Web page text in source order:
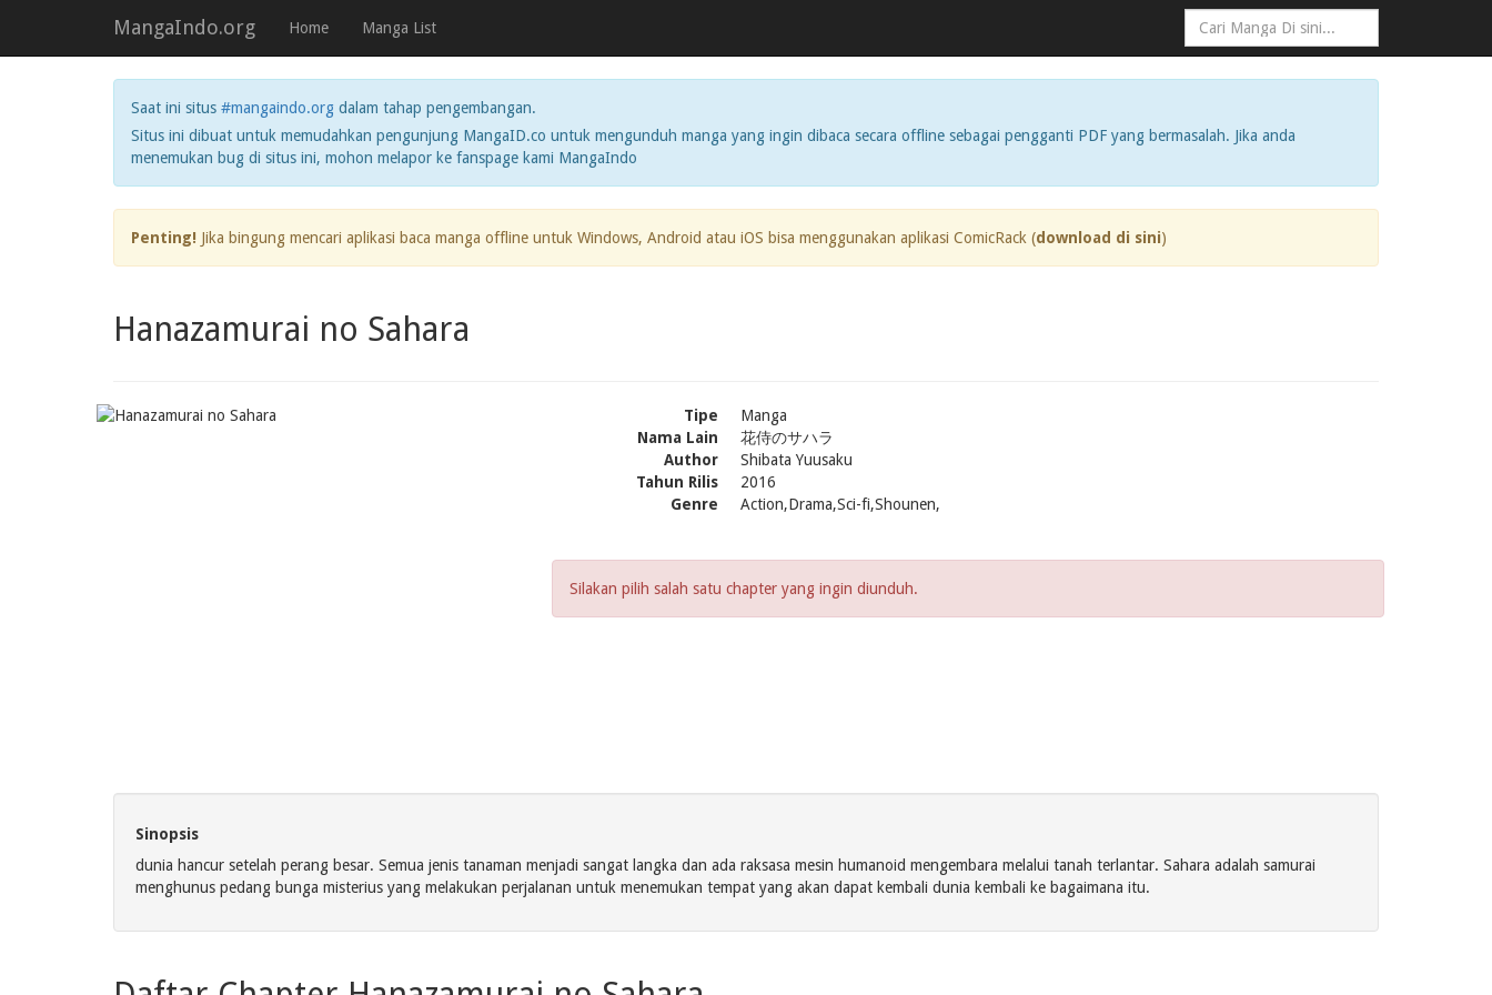
MangaIndo.org Home Manga List
Saat ini situs #mangaindo.org dalam tahap pengembangan.
Situs ini dibuat untuk memudahkan pengunjung MangaID.co untuk mengunduh manga yang ingin dibaca secara offline sebagai pengganti PDF yang bermasalah. Jika anda
menemukan bug di situs ini, mohon melapor ke fanspage kami MangaIndo
Penting! Jika bingung mencari aplikasi baca manga offline untuk Windows, Android atau iOS bisa menggunakan aplikasi ComicRack (download di sini)
Hanazamurai no Sahara
Tipe
Manga
Nama Lain
花侍のサハラ
Author
Shibata Yuusaku
Tahun Rilis
2016
Genre
Action,Drama,Sci-fi,Shounen,
Silakan pilih salah satu chapter yang ingin diunduh.
Sinopsis
dunia hancur setelah perang besar. Semua jenis tanaman menjadi sangat langka dan ada raksasa mesin humanoid mengembara melalui tanah terlantar. Sahara adalah samurai
menghunus pedang bunga misterius yang melakukan perjalanan untuk menemukan tempat yang akan dapat kembali dunia kembali ke bagaimana itu.